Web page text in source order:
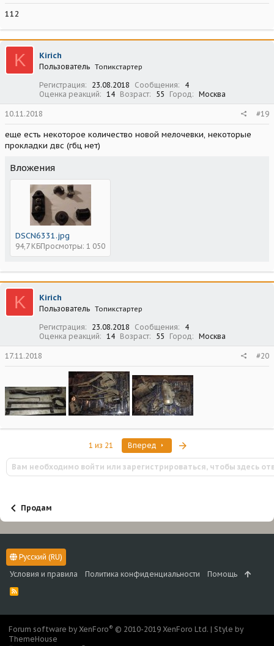
112
K Kirich
Пользователь Топикстартер
Регистрация 23.08.2018 Сообщения
4
Оценка реакций
14 Возраст 55 Город Москва
10.11.2018 #19
еще есть некоторое количество новой мелочевки, некоторые
прокладки двс (гбц нет)
Вложения
DSCN6331.jpg
94,7 КБПросмотры: 1 050
K Kirich
Пользователь Топикстартер
Регистрация 23.08.2018 Сообщения
4
Оценка реакций
14 Возраст 55 Город Москва
17.11.2018 #20
1 из 21 Вперед
Вам необходимо войти или зарегистрироваться, чтобы здесь
Продам
Русский (RU)
Условия и правила
Политика конфиденциальности Помощь
R
Forum software by XenForo® © 2010-2019 XenForo Ltd. | Style by
ThemeHouse